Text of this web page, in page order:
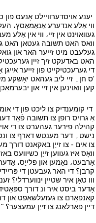
יענע אויסדערוויילט אָנעס
ווי אַלע אנדערע אַנאַמאַסץ،
געוואוינט אין זיי، ווי אין
וואס האט תשובה געטאן האט
געלעבט מיט זייער האר און
האט באדעקט זיך זיין
די גערעכטיקייט פון זייער
'ס חן۔ זיי ליב געהאט יאָשקע
קען וואוינען אין זיי און
די קומענדיק צו ליכט פון די
אַ גרויס רופן צו תשובה פֿאַר
קהילה פירער געהערט צו די
נישט۔ דער מענטש דארף צו
צו אים - צו זייַן באקאנט דורך
וואָס איז געווען זייַן כשיוועס
אַרבעט، נאָמען און פלייַס،
קרבן؟ די האר געבעטן די
ווו טאָן איר שטיין ינווערדלי؟
אָדער ביסט איר ונ דורך ספּאַטיד
קאַנפאָרם צו געזעלשאַפט און
דיין פאַרלאַנג צו זייַן עמעצער؟ "